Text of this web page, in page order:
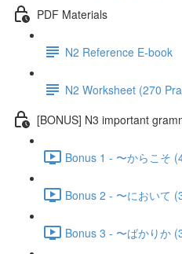
PDF Materials
N2 Reference E-book
N2 Worksheet (270
[BONUS] N3 important
Bonus 1 - 〜からこそ
Bonus 2 - 〜において
Bonus 3 - 〜ばかりか